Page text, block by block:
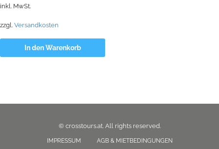
inkl. MwSt.
zzgl. Versandkosten
In den Warenkorb
© crosstours.at. All rights reserved.
IMPRESSUM AGB & MIETBEDINGUNGEN